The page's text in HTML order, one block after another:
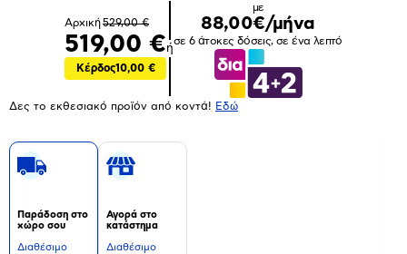
Αρχική529,00 €
519,00 €
Κέρδος10,00 €
ή
με
88,00€/μήνα
σε 6 άτοκες δόσεις, σε ένα λεπτό
Δες το εκθεσιακό προϊόν από κοντά! Eδώ
Παράδοση στο
χώρο σου
Διαθέσιμο
Αγορά στο
κατάστημα
Διαθέσιμο